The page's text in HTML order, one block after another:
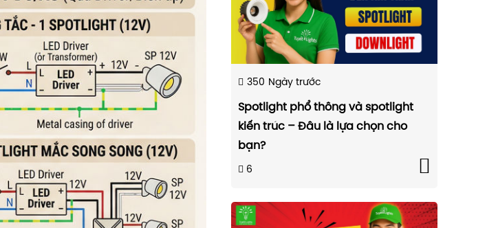
350 Ngày trước
Spotlight phổ thông và spotlight
kiến trúc – Đâu là lựa chọn cho
bạn?
6